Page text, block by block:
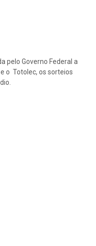
pelo Governo Federal a
o Totolec, os sorteios